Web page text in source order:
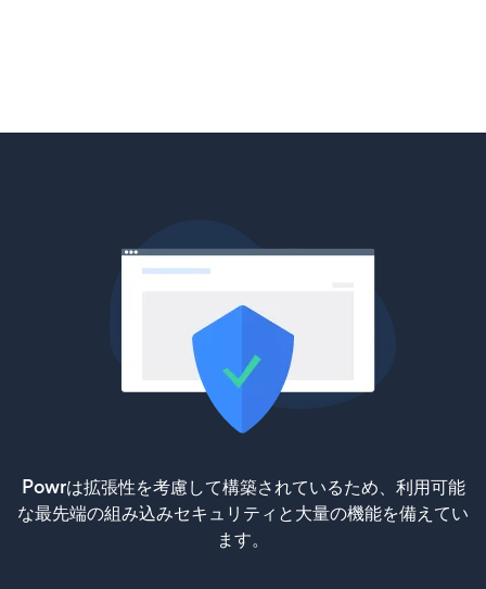
Powrは拡張性を考慮して構築されているため、利用可能
な最先端の組み込みセキュリティと大量の機能を備えてい
ます。